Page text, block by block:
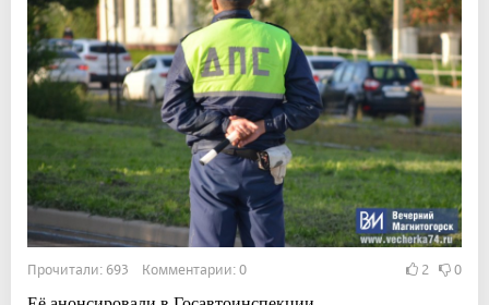
Прочитали: 693 Комментарии: 0 2 0